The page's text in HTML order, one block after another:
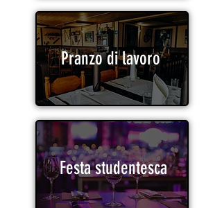
Pranzo di lavoro
Festa studentesca